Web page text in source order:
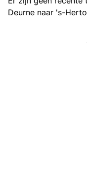
Deurne naar 's-